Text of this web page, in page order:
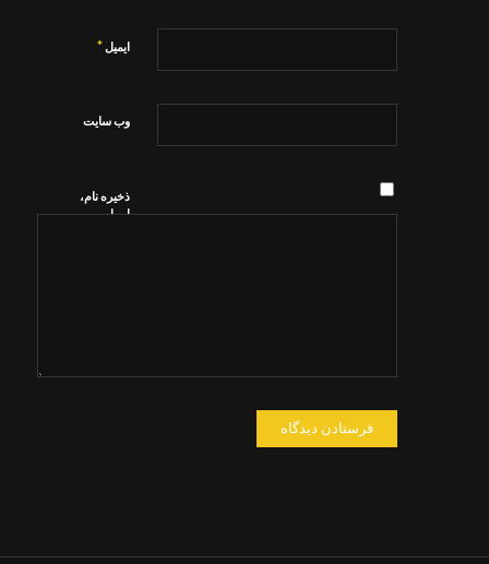
ایمیل *
وب‌ سایت
ذخیره نام،
ایمیل و